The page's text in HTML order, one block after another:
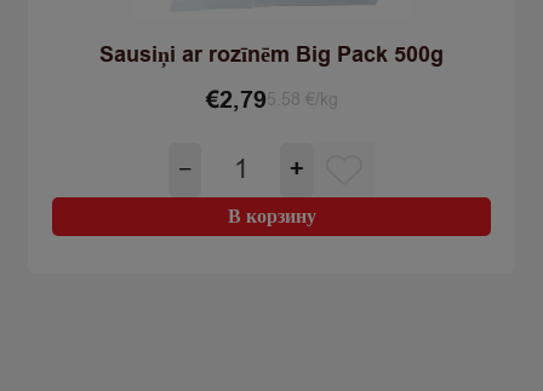
Sausiņi ar rozīnēm Big Pack 500g
€2,795.58 €/kg
−
Количество
товара
Sausiņi
ar
+
В корзину